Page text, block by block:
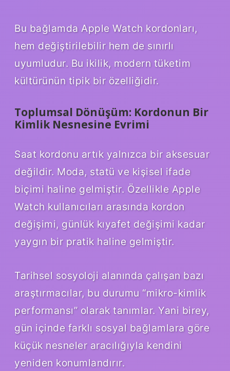
Bu bağlamda Apple Watch kordonları,
hem değiştirilebilir hem de sınırlı
uyumludur. Bu ikilik, modern tüketim
kültürünün tipik bir özelliğidir.
Toplumsal Dönüşüm: Kordonun Bir
Kimlik Nesnesine Evrimi
Saat kordonu artık yalnızca bir aksesuar
değildir. Moda, statü ve kişisel ifade
biçimi haline gelmiştir. Özellikle Apple
Watch kullanıcıları arasında kordon
değişimi, günlük kıyafet değişimi kadar
yaygın bir pratik haline gelmiştir.
Tarihsel sosyoloji alanında çalışan bazı
araştırmacılar, bu durumu “mikro-kimlik
performansı” olarak tanımlar. Yani birey,
gün içinde farklı sosyal bağlamlara göre
küçük nesneler aracılığıyla kendini
yeniden konumlandırır.